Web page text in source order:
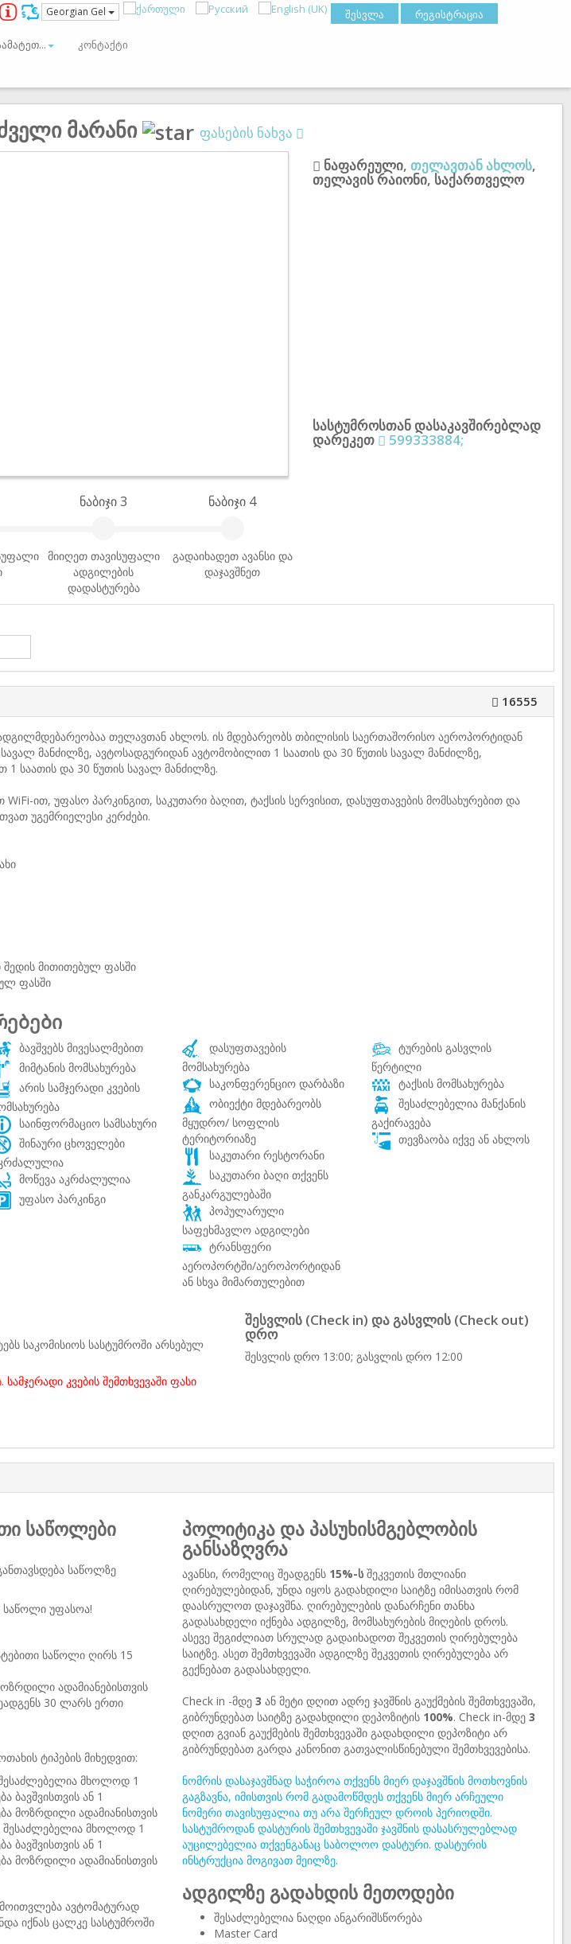
შესვლა რეგისტრაცია
Georgian Gel
კონტაქტი
მარანი
ფასების ნახვა
ნაფარეული, თელავთან ახლოს,
თელავის რაიონი, საქართველო
სასტუმროსთან დასაკავშირებლად
დარეკეთ 599333884;
ნაბიჯი 3
მიიღეთ თავისუფალი
ადგილების
დადასტურება
ნაბიჯი 4
გადაიხადეთ ავანსი და
დაჯავშნეთ
16555
ადგილმდებარეობაა თელავთან ახლოს. ის მდებარეობს თბილისის საერთაშორისო აეროპორტიდან
მანძილზე, ავტოსადგურიდან ავტომობილით 1 საათის და 30 წუთის სავალ მანძილზე,
საათის და 30 წუთის სავალ მანძილზე.
ით, უფასო პარკინგით, საკუთარი ბაღით, ტაქსის სერვისით, დასუფთავების მომსახურებით და
უგემრიელესი კერძები.
შედის მითითებულ ფასში
ფასში
ბავშვებს მივესალმებით
მიმტანის მომსახურება
არის სამჯერადი კვების
საინფორმაციო სამსახური
შინაური ცხოველები
მოწევა აკრძალულია
უფასო პარკინგი
დასუფთავების
მომსახურება
საკონფერენციო დარბაზი
ობიექტი მდებარეობს
მყუდრო/ სოფლის
ტერიტორიაზე
საკუთარი რესტორანი
საკუთარი ბაღი თქვენს
განკარგულებაში
პოპულარული
საფეხმავლო ადგილები
ტრანსფერი
აეროპორტში/აეროპორტიდან
ან სხვა მიმართულებით
ტურების გასვლის
წერტილი
ტაქსის მომსახურება
შესაძლებელია მანქანის
გაქირავება
თევზაობა იქვე ან ახლოს
საკომისიოს სასტუმროში არსებულ
კვების შემთხვევაში ფასი
შესვლის (Check in) და გასვლის (Check out)
დრო
შესვლის დრო 13:00; გასვლის დრო 12:00
საწოლები
საწოლზე
საწოლი უფასოა!
საწოლი ღირს 15
ადამიანებისთვის
30 ლარს ერთი
ტიპების მიხედვით:
მხოლოდ 1
ბავშვისთვის ან 1
მოზრდილი ადამიანისთვის
შესაძლებელია მხოლოდ 1
ბავშვისთვის ან 1
მოზრდილი ადამიანისთვის
ავტომატურად
იქნას ცალკე სასტუმროში
პოლიტიკა და პასუხისმგებლობის
განსაზღვრა
ავანსი, რომელიც შეადგენს 15%-სშეკვეთის მთლიანი
ღირებულებიდან, უნდა იყოს გადახდილი საიტზე იმისათვის რომ
დაასრულოთ დაჯავშნა. ღირებულების დანარჩენი თანხა
გადასახდელი იქნება ადგილზე, მომსახურების მიღების დროს.
ასევე შეგიძლიათ სრულად გადაიხადოთ შეკვეთის ღირებულება
საიტზე. ასეთ შემთხვევაში ადგილზე შეკვეთის ღირებულება არ
გექნებათ გადასახდელი.
Check in -მდე 3 ან მეტი დღით ადრე ჯავშნის გაუქმების შემთხვევაში,
გიბრუნდებათ საიტზე გადახდილი დეპოზიტის 100%. Check in-მდე 3
დღით გვიან გაუქმების შემთხვევაში გადახდილი დეპოზიტი არ
გიბრუნდებათ გარდა კანონით გათვალისწინებული შემთხვევებისა.
ნომრის დასაჯავშნად საჭიროა თქვენს მიერ დაჯავშნის მოთხოვნის
გაგზავნა, იმისთვის რომ გადამოწმდეს თქვენს მიერ არჩეული
ნომერი თავისუფალია თუ არა შერჩეულ დროის პერიოდში.
სასტუმროდან დასტურის შემთხვევაში ჯავშნის დასასრულებლად
აუცილებელია თქვენგანაც საბოლოო დასტური. დასტურის
ინსტრუქცია მოგივათ მეილზე.
ადგილზე გადახდის მეთოდები
შესაძლებელია ნაღდი ანგარიშსწორება
Master Card